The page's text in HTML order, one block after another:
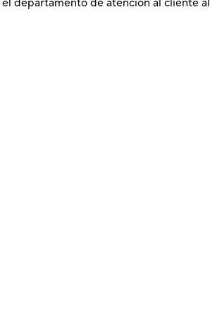
departamento de atención al cliente al